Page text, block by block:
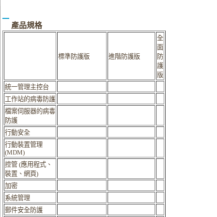
產品規格
標準防護版 進階防護版
全
面
防
護
版
統一管理主控台
工作站的病毒防護
檔案伺服器的病毒
防護
行動安全
行動裝置管理
(MDM)
控管 (應用程式、
裝置、網頁)
加密
系統管理
郵件安全防護